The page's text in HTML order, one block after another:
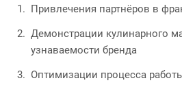
Привлечения партнёров в
Демонстрации кулинарного
узнаваемости бренда
Оптимизации процесса